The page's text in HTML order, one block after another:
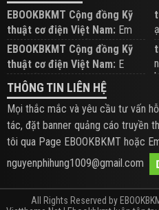
EBOOKBKMT Cộng đồng Kỹ
thuật cơ điện Việt Nam: Em
đăng trên Group hỗ trợ nhé
EBOOKBKMT Cộng đồng Kỹ
thuật cơ điện Việt Nam: E
xem hỗ trợ trên Group
THÔNG TIN LIÊN HỆ
Mọi thắc mắc và yêu cầu tư vấn
tác, đặt banner quảng cáo truyền
tôi qua Page EBOOKBKMT hoặc
nguyenphihung1009@gmail.com
All Rights Reserved by